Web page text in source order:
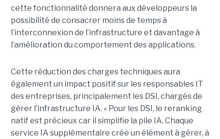
cette fonctionnalité donnera aux développeurs la
possibilité de consacrer moins de temps à
l’interconnexion de l’infrastructure et davantage à
l’amélioration du comportement des applications.
Cette réduction des charges techniques aura
également un impact positif sur les responsables IT
des entreprises, principalement les DSI, chargés de
gérer l’infrastructure IA. « Pour les DSI, le reranking
natif est précieux car il simplifie la pile IA. Chaque
service IA supplémentaire crée un élément à gérer, à